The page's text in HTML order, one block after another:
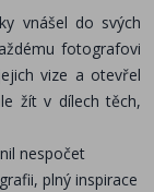
vnášel do svých
fotografovi
vize a otevřel
žít v dílech těch,
nespočet
plný inspirace